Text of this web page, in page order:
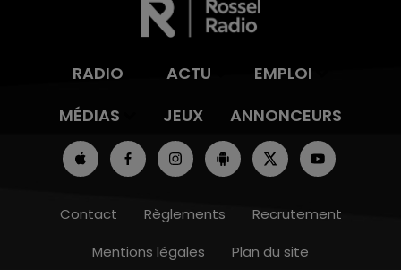
RADIO ACTU
EMPLOI
MÉDIAS
JEUX ANNONCEURS
Contact Règlements
Recrutement
Mentions légales
Plan du site